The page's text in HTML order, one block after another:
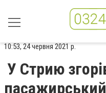
10:53, 24 червня 2021 р.
У Стрию